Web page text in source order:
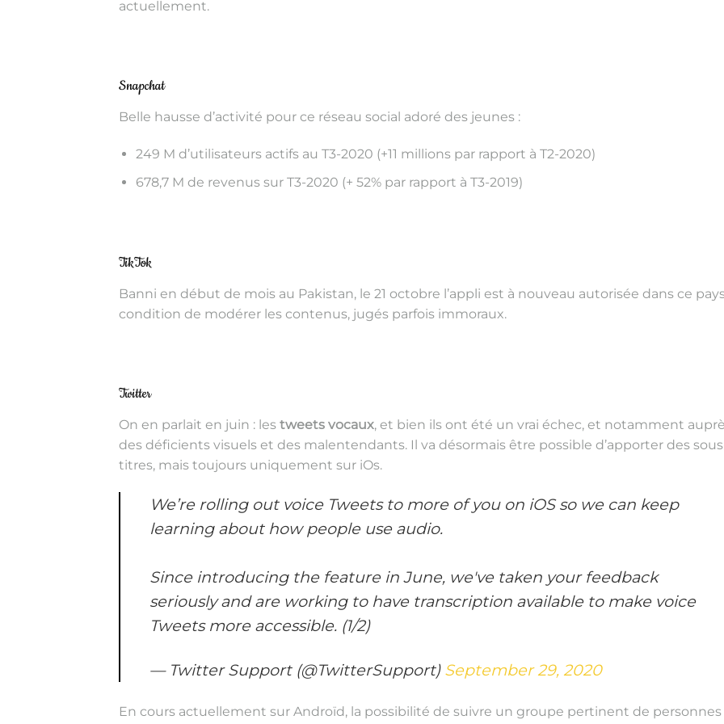
actuellement.
Snapchat
Belle hausse d’activité pour ce réseau social adoré des jeunes :
249 M d’utilisateurs actifs au T3-2020 (+11 millions par rapport à T2-2020)
678,7 M de revenus sur T3-2020 (+ 52% par rapport à T3-2019)
TikTok
Banni en début de mois au Pakistan, le 21 octobre l’appli est à nouveau autorisée dans ce
condition de modérer les contenus, jugés parfois immoraux.
Twitter
On en parlait en juin : les tweets vocaux, et bien ils ont été un vrai échec, et notamment
des déficients visuels et des malentendants. Il va désormais être possible d’apporter des
titres, mais toujours uniquement sur iOs.
We’re rolling out voice Tweets to more of you on iOS so we can keep
learning about how people use audio.
Since introducing the feature in June, we've taken your feedback
seriously and are working to have transcription available to make voice
Tweets more accessible. (1/2)
— Twitter Support (@TwitterSupport) September 29, 2020
En cours actuellement sur Androïd, la possibilité de suivre un groupe pertinent de personnes